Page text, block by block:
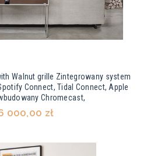
Walnut grille Zintegrowany system
Connect, Tidal Connect, Apple
Chromecast,
000,00 zł